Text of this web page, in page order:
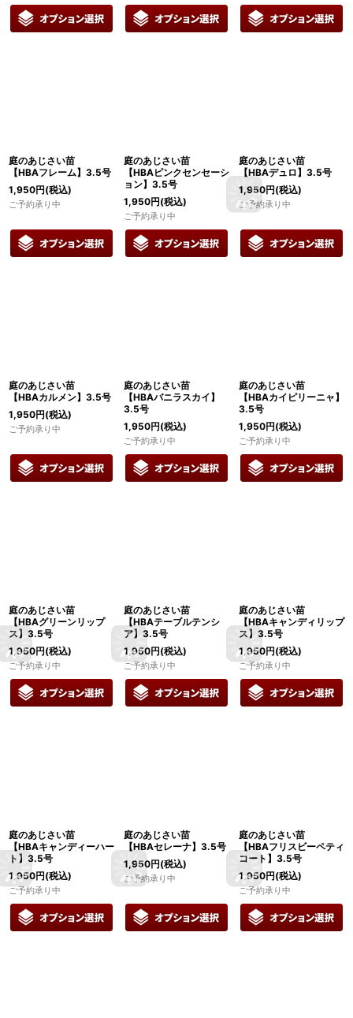
庭のあじさい苗
【HBAフレーム】3.5号
1,950円(税込)
ご予約承り中
庭のあじさい苗
【HBAピンクセンセーシ
ョン】3.5号
1,950円(税込)
ご予約承り中
庭のあじさい苗
【HBAデュロ】3.5号
1,950円(税込)
ご予約承り中
庭のあじさい苗
【HBAカルメン】3.5号
1,950円(税込)
ご予約承り中
庭のあじさい苗
【HBAバニラスカイ】
3.5号
1,950円(税込)
ご予約承り中
庭のあじさい苗
【HBAカイピリーニャ】
3.5号
1,950円(税込)
ご予約承り中
庭のあじさい苗
【HBAグリーンリップ
ス】3.5号
1,950円(税込)
ご予約承り中
庭のあじさい苗
【HBAテーブルテンシ
ア】3.5号
1,950円(税込)
ご予約承り中
庭のあじさい苗
【HBAキャンディリップ
ス】3.5号
1,950円(税込)
ご予約承り中
庭のあじさい苗
【HBAキャンディーハー
ト】3.5号
1,950円(税込)
ご予約承り中
庭のあじさい苗
【HBAセレーナ】3.5号
1,950円(税込)
ご予約承り中
庭のあじさい苗
【HBAフリスビーペティ
コート】3.5号
1,950円(税込)
ご予約承り中